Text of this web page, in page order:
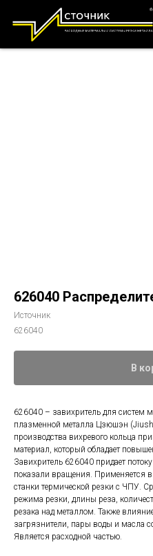
626040
Источник
626040
В
626040 – завихритель для систем
плазменной металла Цзюшэн
производства вихревого кольца
материал, который обладает
Завихритель 626040 придает
показали вращения. Применяется
станки термической резки с ЧПУ.
режима резки, длины реза,
резака над металлом. Также
загрязнители, пары воды и масла
Является расходной частью.